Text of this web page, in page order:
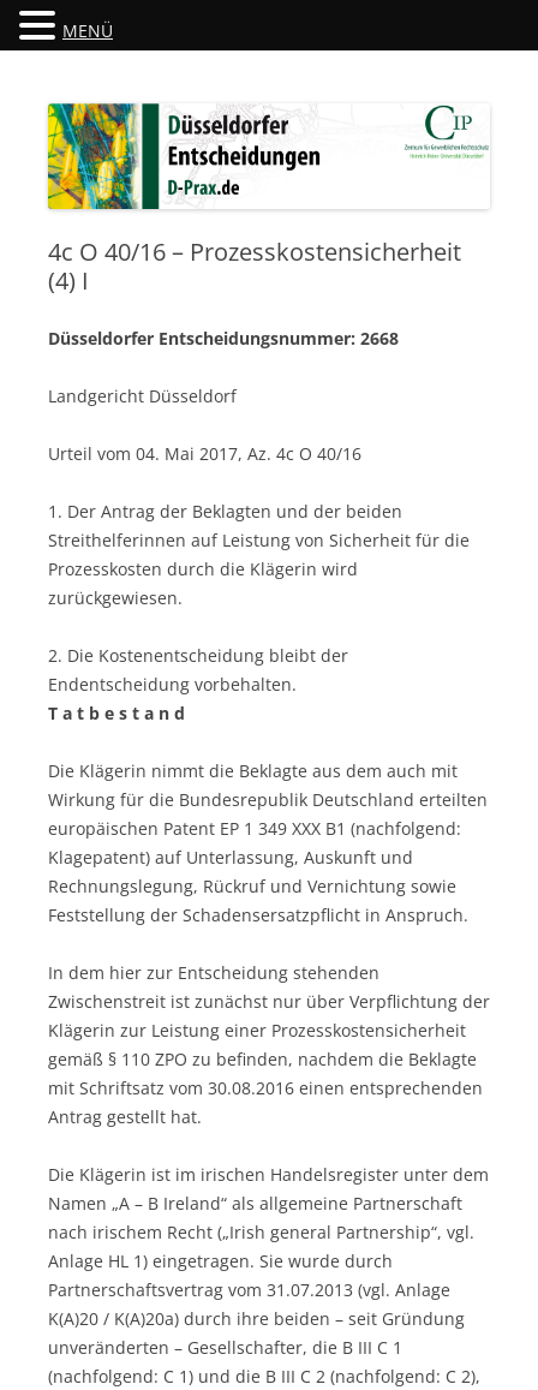
Düsseldorfer Entscheidungen
4c O 40/16 – Prozesskostensicherheit
(4) I
Düsseldorfer Entscheidungsnummer: 2668
Landgericht Düsseldorf
Urteil vom 04. Mai 2017, Az. 4c O 40/16
1. Der Antrag der Beklagten und der beiden
Streithelferinnen auf Leistung von Sicherheit für die
Prozesskosten durch die Klägerin wird
zurückgewiesen.
2. Die Kostenentscheidung bleibt der
Endentscheidung vorbehalten.
T a t b e s t a n d
Die Klägerin nimmt die Beklagte aus dem auch mit
Wirkung für die Bundesrepublik Deutschland erteilten
europäischen Patent EP 1 349 XXX B1 (nachfolgend:
Klagepatent) auf Unterlassung, Auskunft und
Rechnungslegung, Rückruf und Vernichtung sowie
Feststellung der Schadensersatzpflicht in Anspruch.
In dem hier zur Entscheidung stehenden
Zwischenstreit ist zunächst nur über Verpflichtung der
Klägerin zur Leistung einer Prozesskostensicherheit
gemäß § 110 ZPO zu befinden, nachdem die Beklagte
mit Schriftsatz vom 30.08.2016 einen entsprechenden
Antrag gestellt hat.
Die Klägerin ist im irischen Handelsregister unter dem
Namen „A – B Ireland“ als allgemeine Partnerschaft
nach irischem Recht („Irish general Partnership“, vgl.
Anlage HL 1) eingetragen. Sie wurde durch
Partnerschaftsvertrag vom 31.07.2013 (vgl. Anlage
K(A)20 / K(A)20a) durch ihre beiden – seit Gründung
unveränderten – Gesellschafter, die B III C 1
(nachfolgend: C 1) und die B III C 2 (nachfolgend: C 2),
MENÜ